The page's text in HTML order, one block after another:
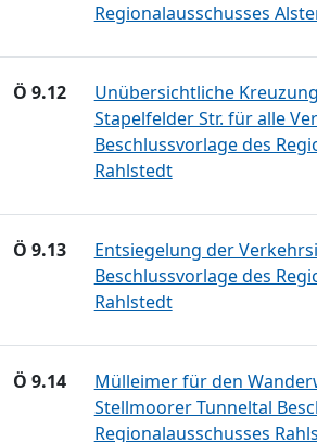
Regionalausschusses
Ö 9.12
Unübersichtliche
Stapelfelder Str. für alle
Beschlussvorlage des
Rahlstedt
Ö 9.13
Entsiegelung der
Beschlussvorlage des
Rahlstedt
Ö 9.14
Mülleimer für den
Stellmoorer Tunneltal
Regionalausschusses